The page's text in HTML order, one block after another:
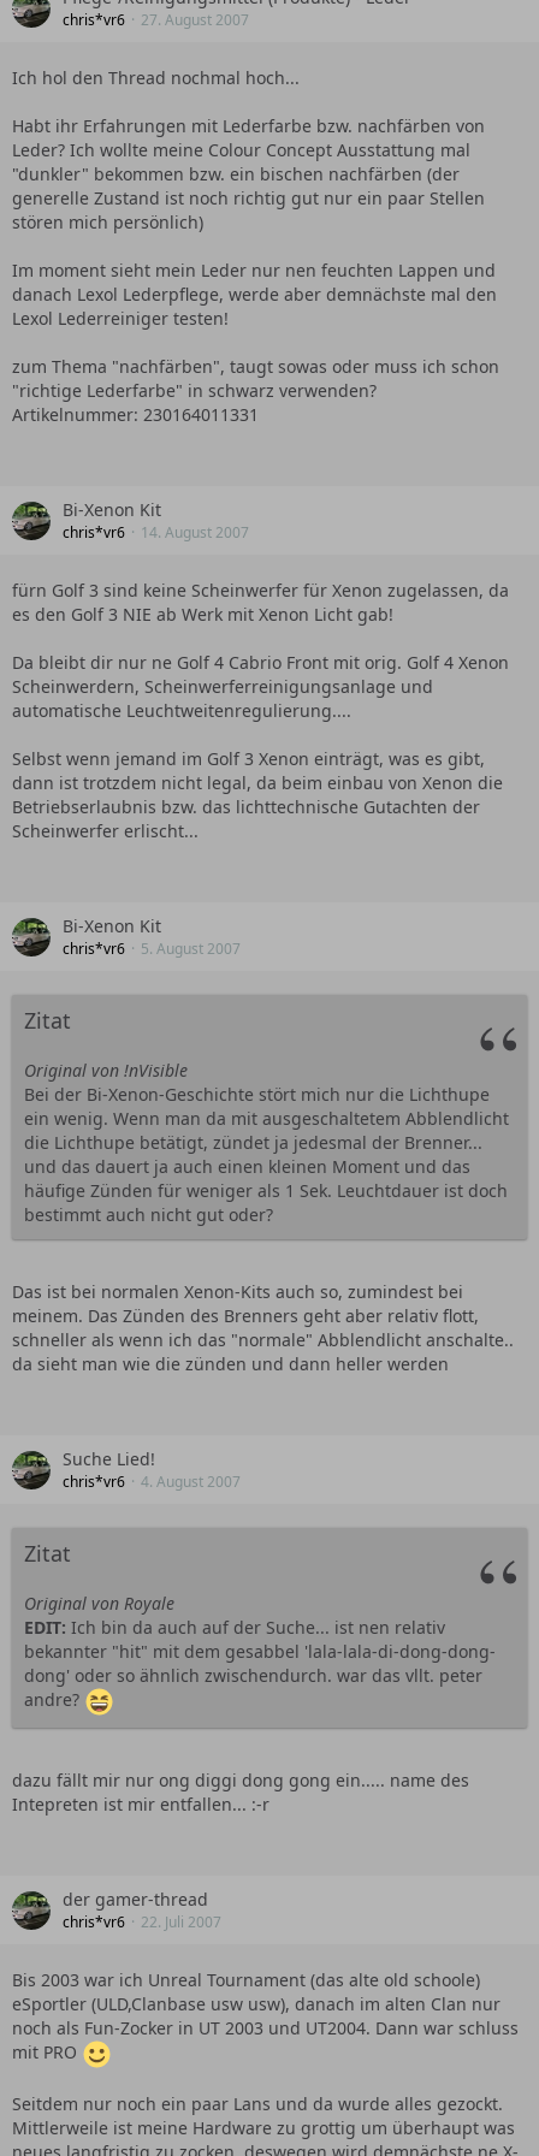
mängel aktueller modell im kopf, aber sonst kein plan von
baukasten.......
und wollte doch gleich einige "feinheiten" wissen.....
ausnahmen bestättigen die regel.
da mein auto jahre(zehnte)lang keine werkstatt von innen
gesehen hat, hab ich mir nach diesem "erlebniss"
angewöhnt, jeden herbst bei der "lichtaktion" in einen
werksatt mal zusammenlaufen zulassen
also aufgehts zeigt eure tuningautos den "standart
gruß ralf
chris*vr6 27. August 2007
Ich hol den Thread nochmal hoch...
Habt ihr Erfahrungen mit Lederfarbe bzw. nachfärben von
Leder? Ich wollte meine Colour Concept Ausstattung mal
"dunkler" bekommen bzw. ein bischen nachfärben (der
generelle Zustand ist noch richtig gut nur ein paar Stellen
stören mich persönlich)
Im moment sieht mein Leder nur nen feuchten Lappen und
danach Lexol Lederpflege, werde aber demnächste mal den
Lexol Lederreiniger testen!
zum Thema "nachfärben", taugt sowas oder muss ich schon
"richtige Lederfarbe" in schwarz verwenden?
Artikelnummer: 230164011331
Bi-Xenon Kit
chris*vr6 14. August 2007
fürn Golf 3 sind keine Scheinwerfer für Xenon zugelassen, da
es den Golf 3 NIE ab Werk mit Xenon Licht gab!
Da bleibt dir nur ne Golf 4 Cabrio Front mit orig. Golf 4 Xenon
Scheinwerdern, Scheinwerferreinigungsanlage und
automatische Leuchtweitenregulierung....
Selbst wenn jemand im Golf 3 Xenon einträgt, was es gibt,
dann ist trotzdem nicht legal, da beim einbau von Xenon die
Betriebserlaubnis bzw. das lichttechnische Gutachten der
Scheinwerfer erlischt...
Bi-Xenon Kit
chris*vr6 5. August 2007
Zitat
Original von !nVisible
Bei der Bi-Xenon-Geschichte stört mich nur die Lichthupe
ein wenig. Wenn man da mit ausgeschaltetem Abblendlicht
die Lichthupe betätigt, zündet ja jedesmal der Brenner...
und das dauert ja auch einen kleinen Moment und das
häufige Zünden für weniger als 1 Sek. Leuchtdauer ist doch
bestimmt auch nicht gut oder?
Das ist bei normalen Xenon-Kits auch so, zumindest bei
meinem. Das Zünden des Brenners geht aber relativ flott,
schneller als wenn ich das "normale" Abblendlicht anschalte..
da sieht man wie die zünden und dann heller werden
Suche Lied!
chris*vr6 4. August 2007
Zitat
Original von Royale
EDIT: Ich bin da auch auf der Suche... ist nen relativ
bekannter "hit" mit dem gesabbel 'lala-lala-di-dong-dong-
dong' oder so ähnlich zwischendurch. war das vllt. peter
andre?
dazu fällt mir nur ong diggi dong gong ein..... name des
Intepreten ist mir entfallen... :-r
der gamer-thread
chris*vr6 22. Juli 2007
Bis 2003 war ich Unreal Tournament (das alte old schoole)
eSportler (ULD,Clanbase usw usw), danach im alten Clan nur
noch als Fun-Zocker in UT 2003 und UT2004. Dann war schluss
mit PRO
Seitdem nur noch ein paar Lans und da wurde alles gezockt.
Mittlerweile ist meine Hardware zu grottig um überhaupt was